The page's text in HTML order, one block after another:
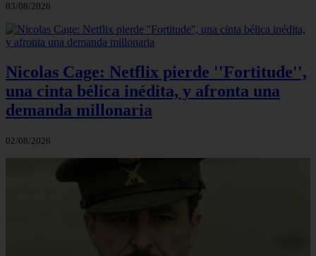
03/08/2026
Nicolas Cage: Netflix pierde ''Fortitude'',
una cinta bélica inédita, y afronta una
demanda millonaria
02/08/2026